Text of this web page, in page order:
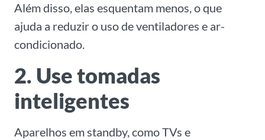
Além disso, elas esquentam menos, o que
ajuda a reduzir o uso de ventiladores e ar-
condicionado.
2. Use tomadas
inteligentes
Aparelhos em standby, como TVs e